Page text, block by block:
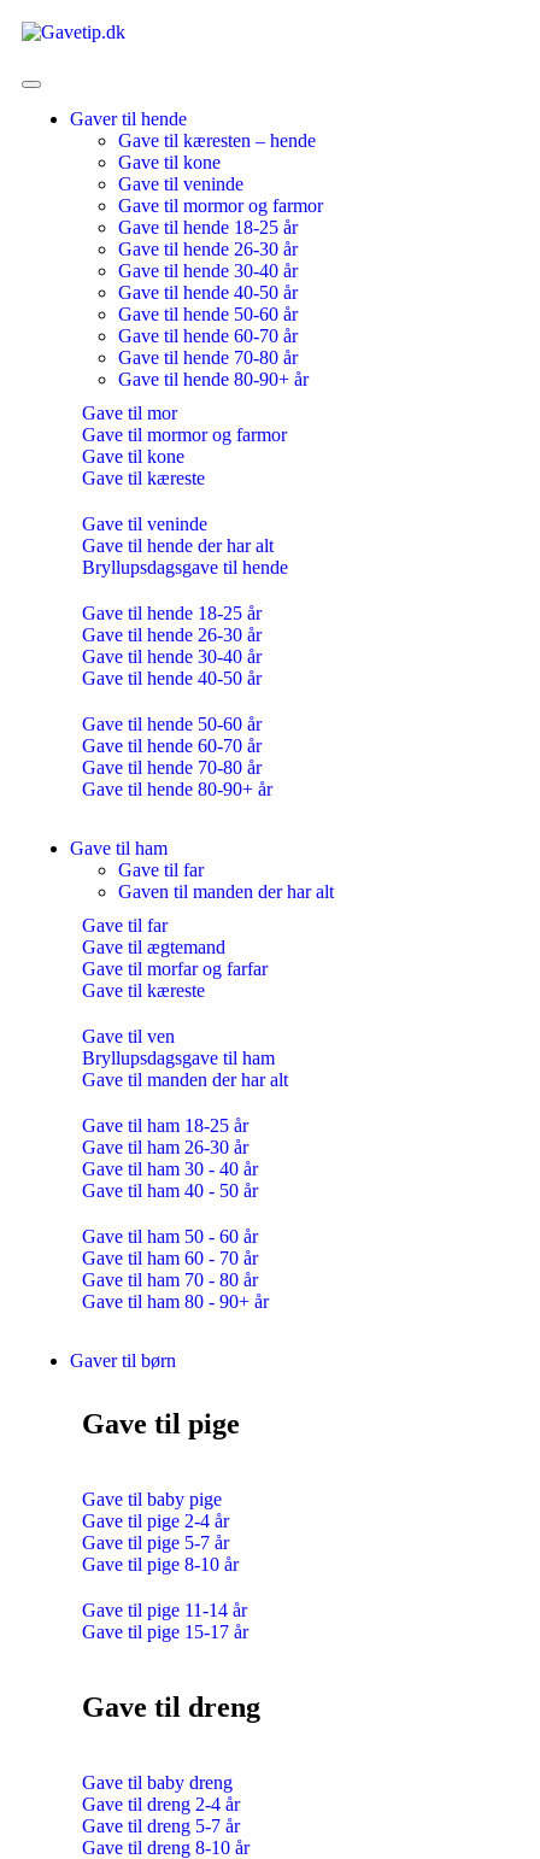
Gaver til hende
Gave til kæresten – hende
Gave til kone
Gave til veninde
Gave til mormor og farmor
Gave til hende 18-25 år
Gave til hende 26-30 år
Gave til hende 30-40 år
Gave til hende 40-50 år
Gave til hende 50-60 år
Gave til hende 60-70 år
Gave til hende 70-80 år
Gave til hende 80-90+ år
Gave til mor
Gave til mormor og farmor
Gave til kone
Gave til kæreste
Gave til veninde
Gave til hende der har alt
Bryllupsdagsgave til hende
Gave til hende 18-25 år
Gave til hende 26-30 år
Gave til hende 30-40 år
Gave til hende 40-50 år
Gave til hende 50-60 år
Gave til hende 60-70 år
Gave til hende 70-80 år
Gave til hende 80-90+ år
Gave til ham
Gave til far
Gaven til manden der har alt
Gave til far
Gave til ægtemand
Gave til morfar og farfar
Gave til kæreste
Gave til ven
Bryllupsdagsgave til ham
Gave til manden der har alt
Gave til ham 18-25 år
Gave til ham 26-30 år
Gave til ham 30 - 40 år
Gave til ham 40 - 50 år
Gave til ham 50 - 60 år
Gave til ham 60 - 70 år
Gave til ham 70 - 80 år
Gave til ham 80 - 90+ år
Gaver til børn
Gave til pige
Gave til baby pige
Gave til pige 2-4 år
Gave til pige 5-7 år
Gave til pige 8-10 år
Gave til pige 11-14 år
Gave til pige 15-17 år
Gave til dreng
Gave til baby dreng
Gave til dreng 2-4 år
Gave til dreng 5-7 år
Gave til dreng 8-10 år